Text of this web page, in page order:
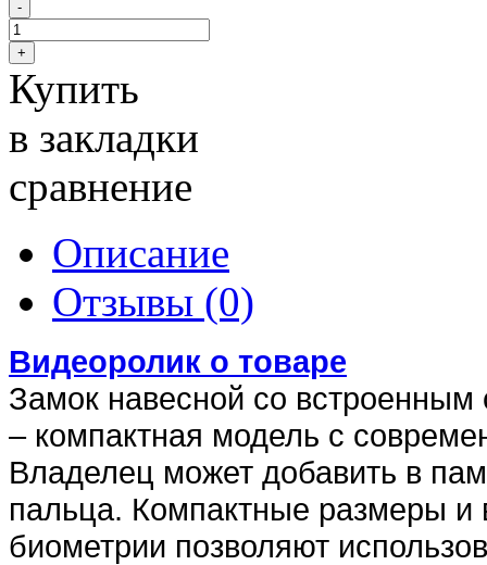
Купить
в закладки
сравнение
Описание
Отзывы (0)
Видеоролик о товаре
Замок навесной со встроенным
– компактная модель с
Владелец может добавить в
пальца. Компактные размеры и
биометрии позволяют